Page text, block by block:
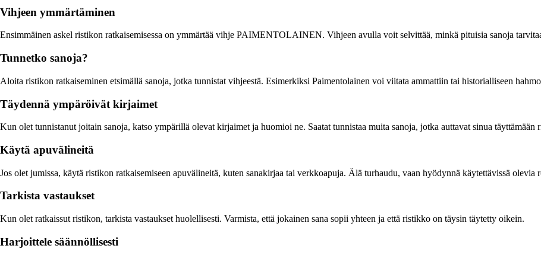
Vihjeen ymmärtäminen
Ensimmäinen askel ristikon ratkaisemisessa on ymmärtää vihje PAIMENTOLAINEN. Vihjeen avulla voit selvittää, minkä pituisia sanoja
Tunnetko sanoja?
Aloita ristikon ratkaiseminen etsimällä sanoja, jotka tunnistat vihjeestä. Esimerkiksi Paimentolainen voi viitata ammattiin tai historialliseen
Täydennä ympäröivät kirjaimet
Kun olet tunnistanut joitain sanoja, katso ympärillä olevat kirjaimet ja huomioi ne. Saatat tunnistaa muita sanoja, jotka auttavat sinua täyttämään
Käytä apuvälineitä
Jos olet jumissa, käytä ristikon ratkaisemiseen apuvälineitä, kuten sanakirjaa tai verkkoapuja. Älä turhaudu, vaan hyödynnä käytettävissä olevia
Tarkista vastaukset
Kun olet ratkaissut ristikon, tarkista vastaukset huolellisesti. Varmista, että jokainen sana sopii yhteen ja että ristikko on täysin täytetty oikein.
Harjoittele säännöllisesti